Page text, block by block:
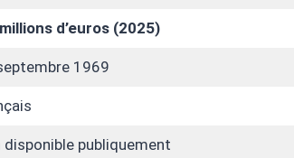
d’euros (2025)
1969
disponible publiquement